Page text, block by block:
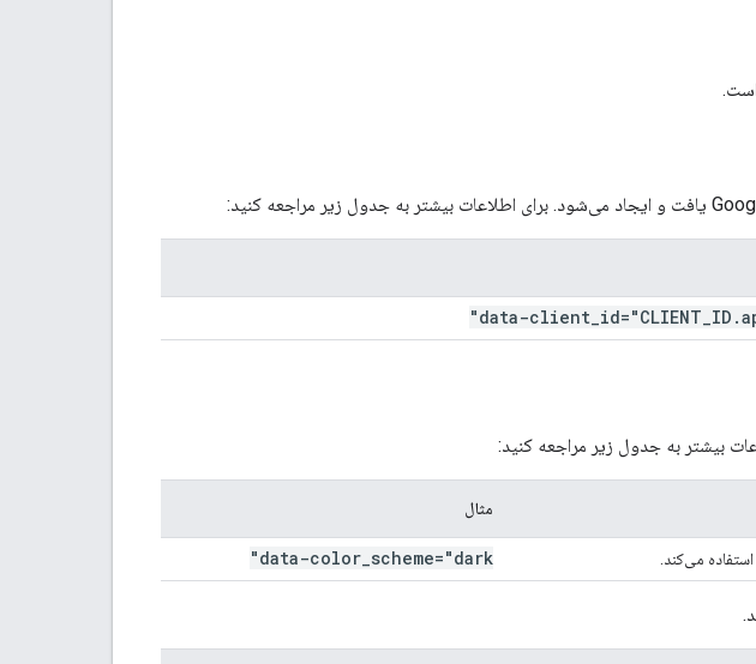
data-client id="CLIENT ID .
مثال
می‌کند. data-color scheme="dark"